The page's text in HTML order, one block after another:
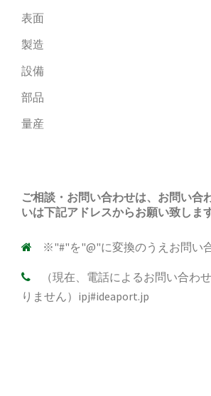
表面
製造
設備
部品
量産
ご相談・お問い合わせは、お問い合
いは下記アドレスからお願い致します
※"#"を"@"に変換のうえお問い
（現在、電話によるお問い合わ
りません）ipj#ideaport.jp